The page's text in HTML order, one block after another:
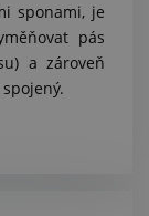
sponami, je
pás
a zároveň